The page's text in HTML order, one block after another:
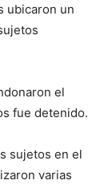
ubicaron un
el
fue detenido.
sujetos en el
varias